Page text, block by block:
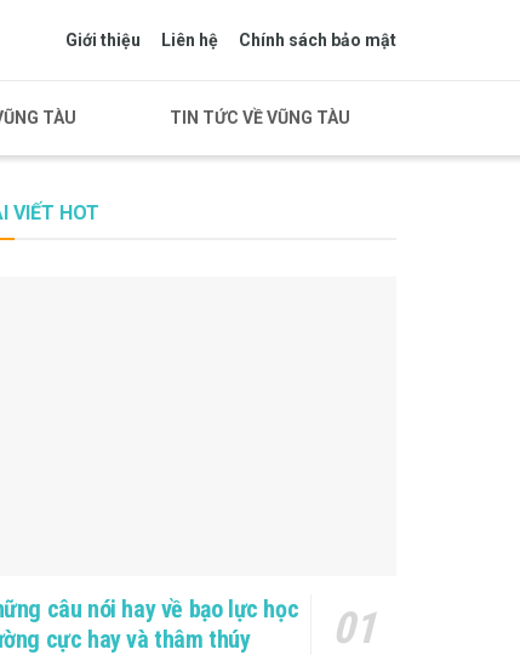
Giới thiệu Liên hệ Chính sách bảo mật
TÀU TIN TỨC VỀ VŨNG TÀU
VIẾT HOT
câu nói hay về bạo lực học
cực hay và thâm thúy